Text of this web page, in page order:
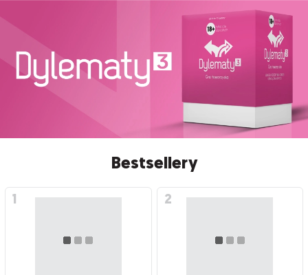
Bestsellery